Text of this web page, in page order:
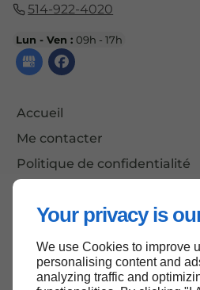
Your privacy is
We use Cookies to improve
personalising content and
analyzing traffic and
514-922-4020
Lun - Ven :09h - 17h
Accueil
Me contacter
Politique de confidentialité
Haut de